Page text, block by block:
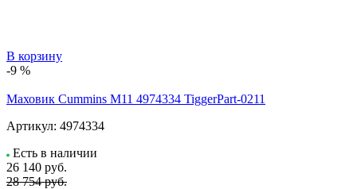
В корзину
-9 %
Маховик Cummins M11 4974334 TiggerPart-0211
Артикул: 4974334
Есть в наличии
26 140 руб.
28 754 руб.